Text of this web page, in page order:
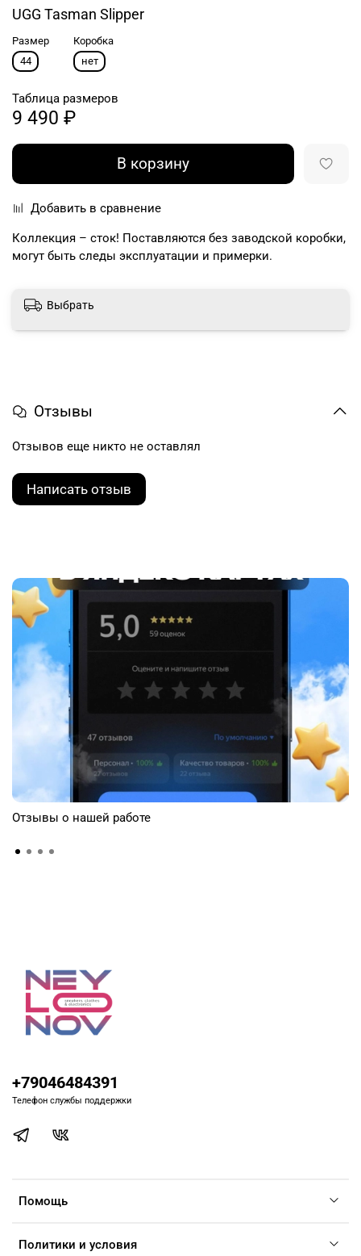
UGG Tasman Slipper
Размер
44
Коробка
нет
Таблица размеров
9 490 ₽
В корзину
Добавить в сравнение
Коллекция – сток! Поставляются без заводской коробки,
могут быть следы эксплуатации и примерки.
Выбрать
Отзывы
Отзывов еще никто не оставлял
Написать отзыв
Отзывы о нашей работе
Помощь
Политики и условия
+79046484391
Телефон службы поддержки